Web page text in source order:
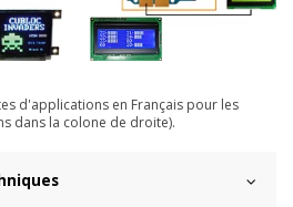
d'applications en Français pour les
dans la colone de droite).